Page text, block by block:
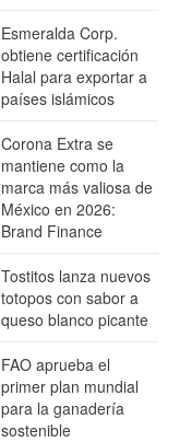
Esmeralda Corp.
obtiene certificación
Halal para exportar a
países islámicos
Corona Extra se
mantiene como la
marca más valiosa de
México en 2026:
Brand Finance
Tostitos lanza nuevos
totopos con sabor a
queso blanco picante
FAO aprueba el
primer plan mundial
para la ganadería
sostenible